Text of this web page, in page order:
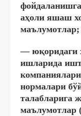
аҳоли яшаш
маълумотлар;
— юқоридаги
ишларида
нормалари
талабларига
маълумотлар